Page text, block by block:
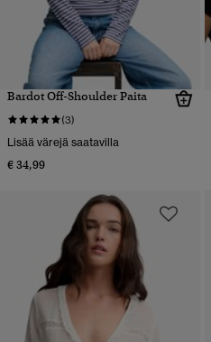
Bardot Off-Shoulder Paita
(3)
Lisää värejä saatavilla
€ 34,99